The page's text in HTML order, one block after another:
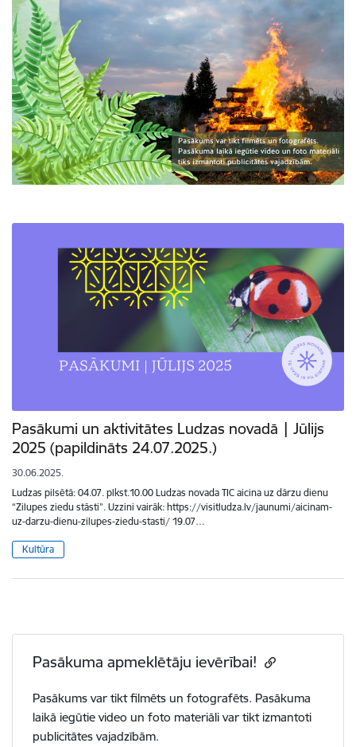
Pasākumi un aktivitātes Ludzas novadā | Jūlijs
2025 (papildināts 24.07.2025.)
30.06.2025.
Ludzas pilsētā: 04.07. plkst.10.00 Ludzas novada TIC aicina uz dārzu dienu
“Zilupes ziedu stāsti”. Uzzini vairāk: https://visitludza.lv/jaunumi/aicinam-
uz-darzu-dienu-zilupes-ziedu-stasti/ 19.07…
Kultūra
Pasākuma apmeklētāju ievērībai!
Pasākums var tikt filmēts un fotografēts. Pasākuma
laikā iegūtie video un foto materiāli var tikt izmantoti
publicitātes vajadzībām.